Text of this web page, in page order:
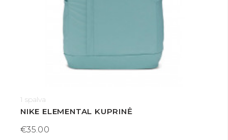
1 spalva
NIKE ELEMENTAL KUPRINĖ
€35.00